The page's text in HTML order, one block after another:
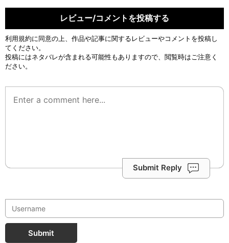
レビュー/コメントを投稿する
利用規約に同意の上、作品や記事に関するレビューやコメントを投稿し
てください。
投稿にはネタバレが含まれる可能性もありますので、閲覧時はご注意く
ださい。
Submit Reply
Submit